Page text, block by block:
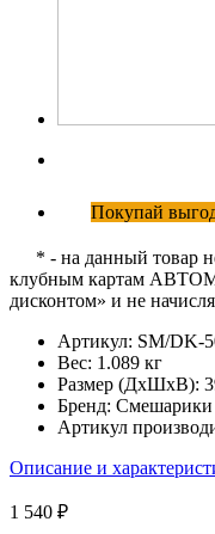
Покупай
* - на данный товар
клубным картам
дисконтом» и не
Артикул: SM/DK-
Вес: 1.089 кг
Размер (ДхШхВ):
Бренд: Смешарики
Артикул
Описание и
1 540 ₽